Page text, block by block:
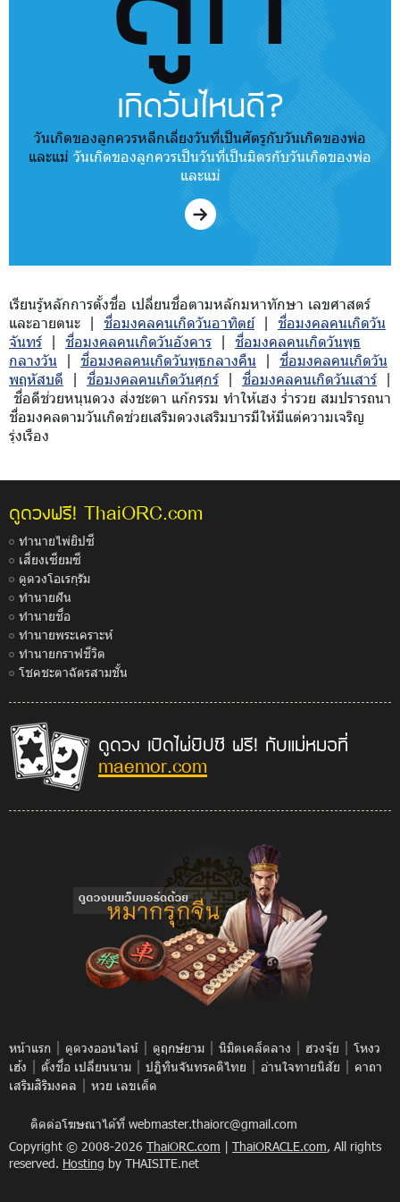
เกิดวันไหนดี?
วันเกิดของลูกควรหลีกเลี่ยงวันที่เป็นศัตรูกับวันเกิดของพ่อ
และแม่ วันเกิดของลูกควรเป็นวันที่เป็นมิตรกับวันเกิดของพ่อ
และแม่
เรียนรู้หลักการตั้งชื่อ เปลี่ยนชื่อตามหลักมหาทักษา เลขศาสตร์
และอายตนะ | ชื่อมงคลคนเกิดวันอาทิตย์| ชื่อมงคลคนเกิดวัน
จันทร์ | ชื่อมงคลคนเกิดวันอังคาร | ชื่อมงคลคนเกิดวันพุธ
กลางวัน | ชื่อมงคลคนเกิดวันพุธกลางคืน | ชื่อมงคลคนเกิดวัน
พฤหัสบดี | ชื่อมงคลคนเกิดวันศุกร์ | ชื่อมงคลคนเกิดวันเสาร์ |
ชื่อดีช่วยหนุนดวง ส่งชะตา แก้กรรม ทำให้เฮง ร่ำรวย สมปรารถนา
ชื่อมงคลตามวันเกิดช่วยเสริมดวงเสริมบารมีให้มีแต่ความเจริญ
รุ่งเรือง
ดูดวงฟรี! ThaiORC.com
ทำนายไพ่ยิปซี
เสี่ยงเซียมซี
ดูดวงโอเรกุรัม
ทำนายฝัน
ทำนายชื่อ
ทำนายพระเคราะห์
ทำนายกราฟชีวิต
โชคชะตาฉัตรสามชั้น
ดูดวง เปิดไพ่ยิปซี ฟรี! กับแม่หมอที่
maemor.com
หน้าแรก | ดูดวงออนไลน์ | ดูฤกษ์ยาม | นิมิตเคล็ดลาง | ฮวงจุ้ย | โหงว
เฮ้ง | ตั้งชื่อ เปลี่ยนนาม | ปฎิทินจันทรคติไทย | อ่านใจทายนิสัย | คาถา
เสริมสิริมงคล | หวย เลขเด็ด
ติดต่อโฆษณาได้ที่ webmaster.thaiorc@gmail.com
Copyright © 2008-2026 ThaiORC.com | ThaiORACLE.com, All rights
reserved. Hosting by THAISITE.net